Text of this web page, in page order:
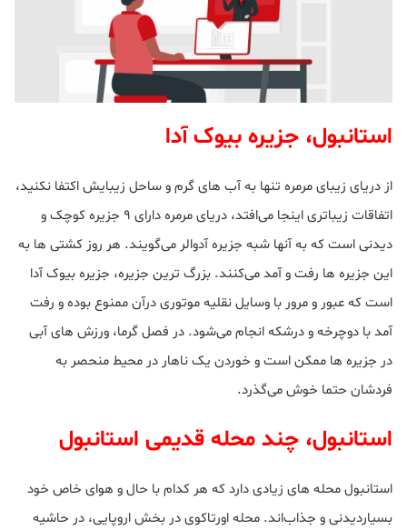
استانبول، جزیره بیوک آدا
از دریای زیبای مرمره تنها به آب های گرم و ساحل زیبایش اکتفا نکنید،
اتفاقات زیباتری اینجا می‌افتد، دریای مرمره دارای ۹ جزیره کوچک و
دیدنی است که به آنها شبه جزیره آدوالر می‌گویند. هر روز کشتی ها به
این جزیره ها رفت و آمد می‌کنند. بزرگ ترین جزیره، جزیره بیوک آدا
است که عبور و مرور با وسایل نقلیه موتوری درآن ممنوع بوده و رفت
آمد با دوچرخه و درشکه انجام می‌شود. در فصل گرما، ورزش های آبی
در جزیره ها ممکن است و خوردن یک ناهار در محیط منحصر به
فردشان حتما خوش می‌گذرد.
استانبول، چند محله قدیمی استانبول
استانبول محله های زیادی دارد که هر کدام با حال و هوای خاص خود
بسیاردیدنی و جذاب‌اند. محله اورتاکوی در بخش اروپایی، در حاشیه